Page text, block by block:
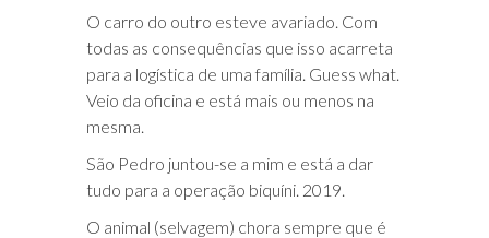
O carro do outro esteve avariado. Com
todas as consequências que isso acarreta
para a logística de uma família. Guess what.
Veio da oficina e está mais ou menos na
mesma.
São Pedro juntou-se a mim e está a dar
tudo para a operação biquíni. 2019.
O animal (selvagem) chora sempre que é